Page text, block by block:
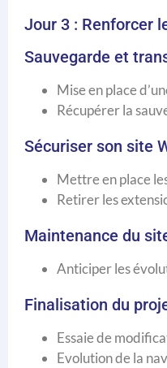
Jour 3 : Renforcer
Sauvegarde et
Mise en place
Récupérer la
Sécuriser son site
Mettre en place
Retirer les
Maintenance du
Anticiper les
Finalisation du
Essaie de
Evolution de la